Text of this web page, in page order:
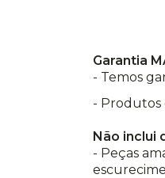
Garantia
- Temos
- Produtos
Não inclui
- Peças